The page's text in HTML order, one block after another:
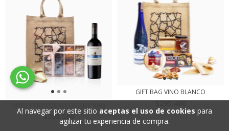
Al navegar por este sitio aceptas el uso de cookies para
agilizar tu experiencia de compra.
$298.500
GIFT BAG VINO BLANCO
$295.400